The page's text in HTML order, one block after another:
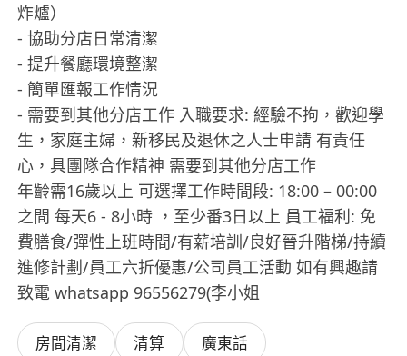
炸爐）
- 協助分店日常清潔
- 提升餐廳環境整潔
- 簡單匯報工作情況
- 需要到其他分店工作 入職要求: 經驗不拘，歡迎學
生，家庭主婦，新移民及退休之人士申請 有責任
心，具團隊合作精神 需要到其他分店工作
年齡需16歲以上 可選擇工作時間段: 18:00 – 00:00
之間 每天6 - 8小時 ，至少番3日以上 員工福利: 免
費膳食/彈性上班時間/有薪培訓/良好晉升階梯/持續
進修計劃/員工六折優惠/公司員工活動 如有興趣請
致電 whatsapp 96556279(李小姐
房間清潔 清算 廣東話